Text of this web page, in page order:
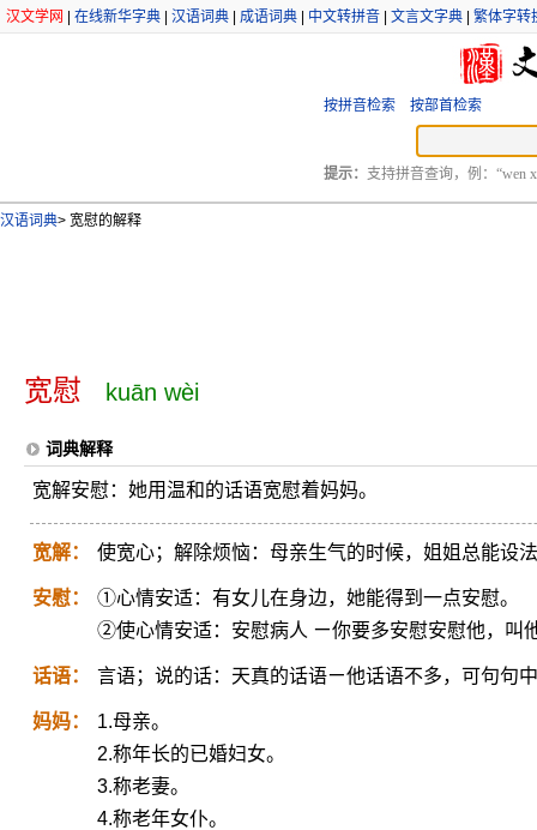
汉文学网 在线新华字典 汉语词典 成语词典 中文转拼音 文言文字典 繁体字转
按拼音检索 按部首检索
提示： 支持拼音查询，例：“wen
汉语词典> 宽慰的解释
宽慰 kuān wèi
词典解释
宽解安慰：她用温和的话语宽慰着妈妈。
宽解： 使宽心；解除烦恼：母亲生气的时候，姐姐总能设
安慰：
①心情安适：有女儿在身边，她能得到一点安慰。
②使心情安适：安慰病人 ㄧ你要多安慰安慰他，叫
话语： 言语；说的话：天真的话语ㄧ他话语不多，可句句
妈妈：
1.母亲。
2.称年长的已婚妇女。
3.称老妻。
4.称老年女仆。